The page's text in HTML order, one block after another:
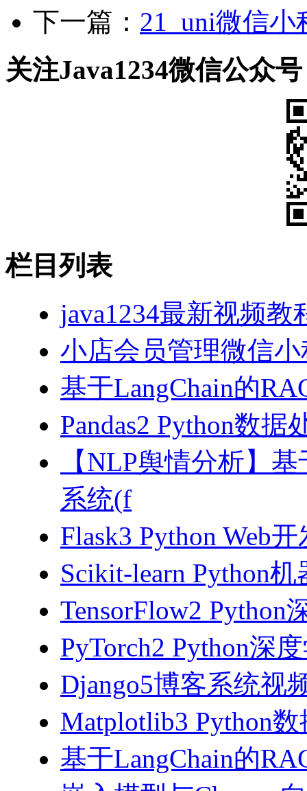
下一篇： 21_uni微信
关注Java1234微信公众号
栏目列表
java1234最新视频教
小店会员管理微信
基于LangChain的
Pandas2 Python数
【NLP舆情分析】
系统(f
Flask3 Python Web
Scikit-learn Python
TensorFlow2 Python
PyTorch2 Python深
Django5博客系统视
Matplotlib3 Python
基于LangChain的